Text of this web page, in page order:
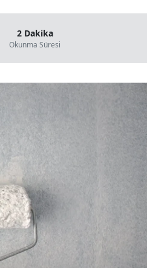
2 Dakika
Okunma Süresi